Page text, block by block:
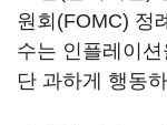
원회(FOMC) 정
수는 인플레이
단 과하게 행동